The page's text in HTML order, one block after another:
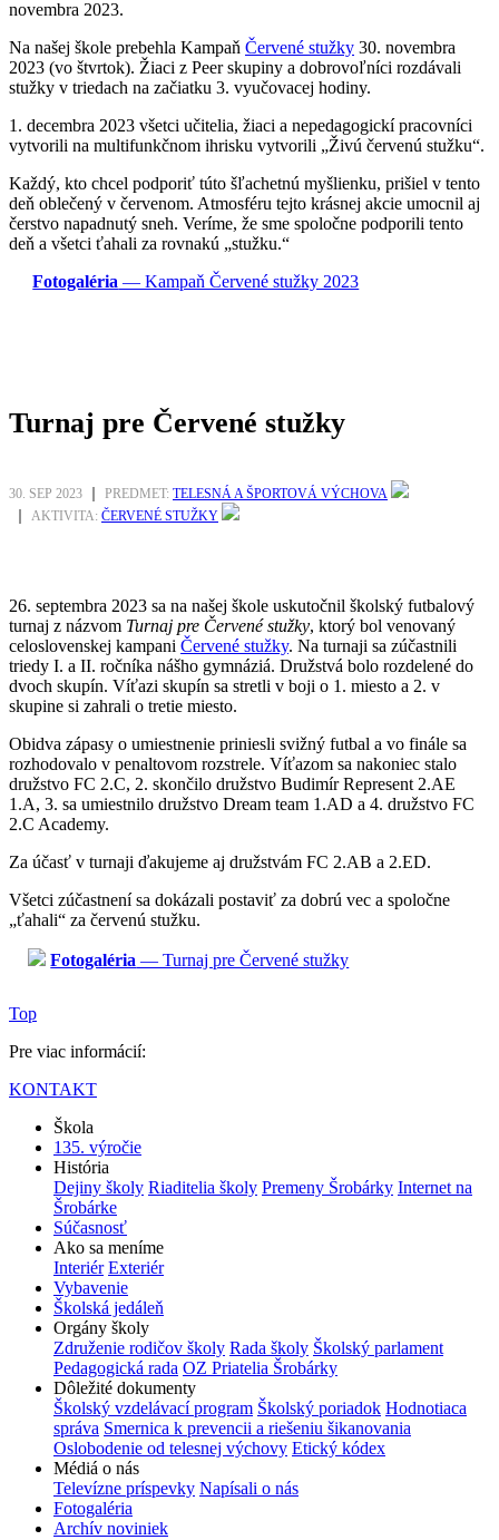
novembra 2023.
Na našej škole prebehla Kampaň Červené stužky 30. novembra
2023 (vo štvrtok). Žiaci z Peer skupiny a dobrovoľníci rozdávali
stužky v triedach na začiatku 3. vyučovacej hodiny.
1. decembra 2023 všetci učitelia, žiaci a nepedagogickí pracovníci
vytvorili na multifunkčnom ihrisku vytvorili „Živú červenú stužku“.
Každý, kto chcel podporiť túto šľachetnú myšlienku, prišiel v tento
deň oblečený v červenom. Atmosféru tejto krásnej akcie umocnil aj
čerstvo napadnutý sneh. Veríme, že sme spoločne podporili tento
deň a všetci ťahali za rovnakú „stužku.“
Fotogaléria — Kampaň Červené stužky 2023
Turnaj pre Červené stužky
30. SEP 2023 PREDMET: TELESNÁ A ŠPORTOVÁ VÝCHOVA
AKTIVITA: ČERVENÉ STUŽKY
26. septembra 2023 sa na našej škole uskutočnil školský futbalový
turnaj z názvom Turnaj pre Červené stužky, ktorý bol venovaný
celoslovenskej kampani Červené stužky. Na turnaji sa zúčastnili
triedy I. a II. ročníka nášho gymnáziá. Družstvá bolo rozdelené do
dvoch skupín. Víťazi skupín sa stretli v boji o 1. miesto a 2. v
skupine si zahrali o tretie miesto.
Obidva zápasy o umiestnenie priniesli svižný futbal a vo finále sa
rozhodovalo v penaltovom rozstrele. Víťazom sa nakoniec stalo
družstvo FC 2.C, 2. skončilo družstvo Budimír Represent 2.AE
1.A, 3. sa umiestnilo družstvo Dream team 1.AD a 4. družstvo FC
2.C Academy.
Za účasť v turnaji ďakujeme aj družstvám FC 2.AB a 2.ED.
Všetci zúčastnení sa dokázali postaviť za dobrú vec a spoločne
„ťahali“ za červenú stužku.
Fotogaléria — Turnaj pre Červené stužky
Top
Pre viac informácií:
KONTAKT
Škola
135. výročie
História
Dejiny školy Riaditelia školy Premeny Šrobárky Internet na
Šrobárke
Súčasnosť
Ako sa meníme
Interiér Exteriér
Vybavenie
Školská jedáleň
Orgány školy
Združenie rodičov školy Rada školy Školský parlament
Pedagogická rada OZ Priatelia Šrobárky
Dôležité dokumenty
Školský vzdelávací program Školský poriadok Hodnotiaca
správa Smernica k prevencii a riešeniu šikanovania
Oslobodenie od telesnej výchovy Etický kódex
Médiá o nás
Televízne príspevky Napísali o nás
Fotogaléria
Archív noviniek